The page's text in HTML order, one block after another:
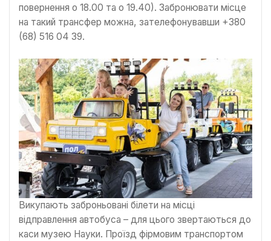
повернення о 18.00 та о 19.40). Забронювати місце
на такий трансфер можна, зателефонувавши +380
(68) 516 04 39.
Викупають заброньовані білети на місці
відправлення автобуса – для цього звертаються до
каси музею Науки. Проїзд фірмовим транспортом